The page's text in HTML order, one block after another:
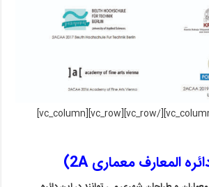
[/vc_column_text][/vc_column][/vc_row][vc_row][vc_column]